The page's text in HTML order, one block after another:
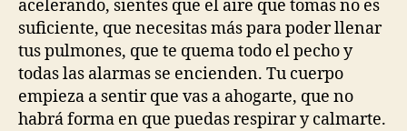
acelerando, sientes que el aire que tomas no es
suficiente, que necesitas más para poder llenar
tus pulmones, que te quema todo el pecho y
todas las alarmas se encienden. Tu cuerpo
empieza a sentir que vas a ahogarte, que no
habrá forma en que puedas respirar y calmarte.